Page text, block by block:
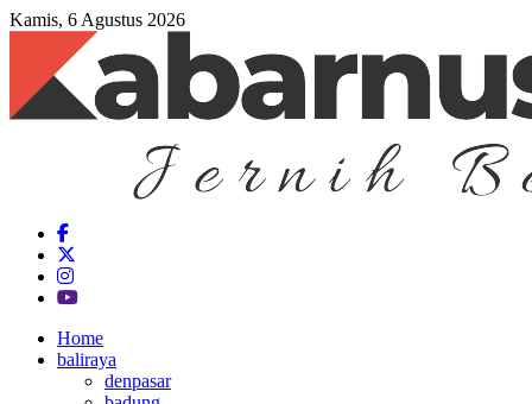
Kamis, 6 Agustus 2026
Home
baliraya
denpasar